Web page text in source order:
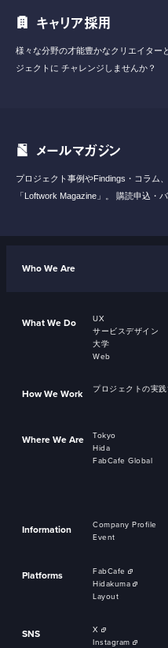
キャリア採用
様々な分野の才能豊かなクリエイター
ジェクトに チャレンジしませんか？
メールマガジン
プロジェクト事例やFindings・コラム
「Loftwork Magazine」。
購読申込・
Who We Are
What We Do UX
サービスデザイン
大学
Web
How We Work プロジェクトの実
Where We Are Tokyo
Hida
FabCafe Global
Information Company Profile
Event
Platforms FabCafe
Hidakuma
Layout
SNS X
Instagram